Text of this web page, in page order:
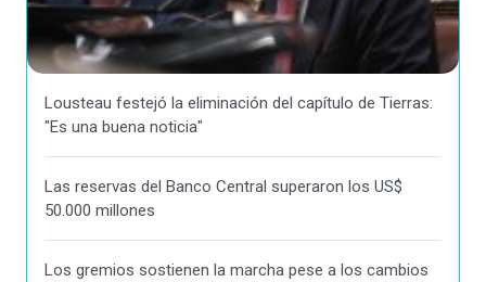
Lousteau festejó la eliminación del capítulo de Tierras:
"Es una buena noticia"
Las reservas del Banco Central superaron los US$
50.000 millones
Los gremios sostienen la marcha pese a los cambios